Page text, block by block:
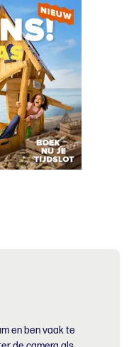
en ben vaak te